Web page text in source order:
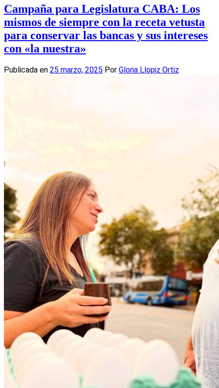
Campaña para Legislatura CABA: Los
mismos de siempre con la receta vetusta
para conservar las bancas y sus intereses
con «la nuestra»
Publicada en 25 marzo, 2025 Por Gloria Llopiz Ortiz